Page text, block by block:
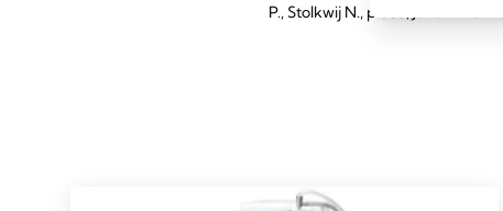
P., Stolkwij N., p.683, June 12 2019